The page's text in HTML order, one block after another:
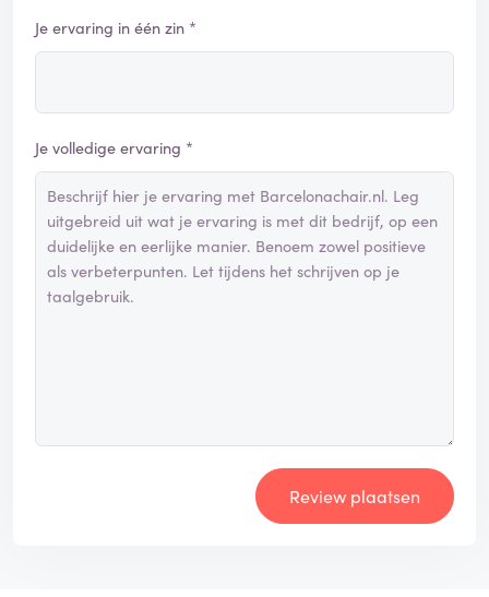
Je ervaring in één zin *
Je volledige ervaring *
Review plaatsen